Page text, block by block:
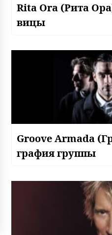
Rita Ora (Рита
вицы
Groove Armada
графия группы